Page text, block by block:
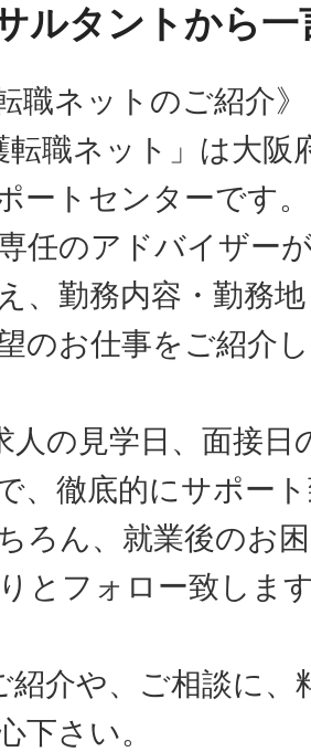
ルタントから一
職ネットのご紹介》
転職ネット」は大阪
ートセンターです
任のアドバイザー
、勤務内容・勤務
のお仕事をご紹介
人の見学日、面接日
、徹底的にサポー
ろん、就業後のお
とフォロー致しま
紹介や、ご相談に
下さい。